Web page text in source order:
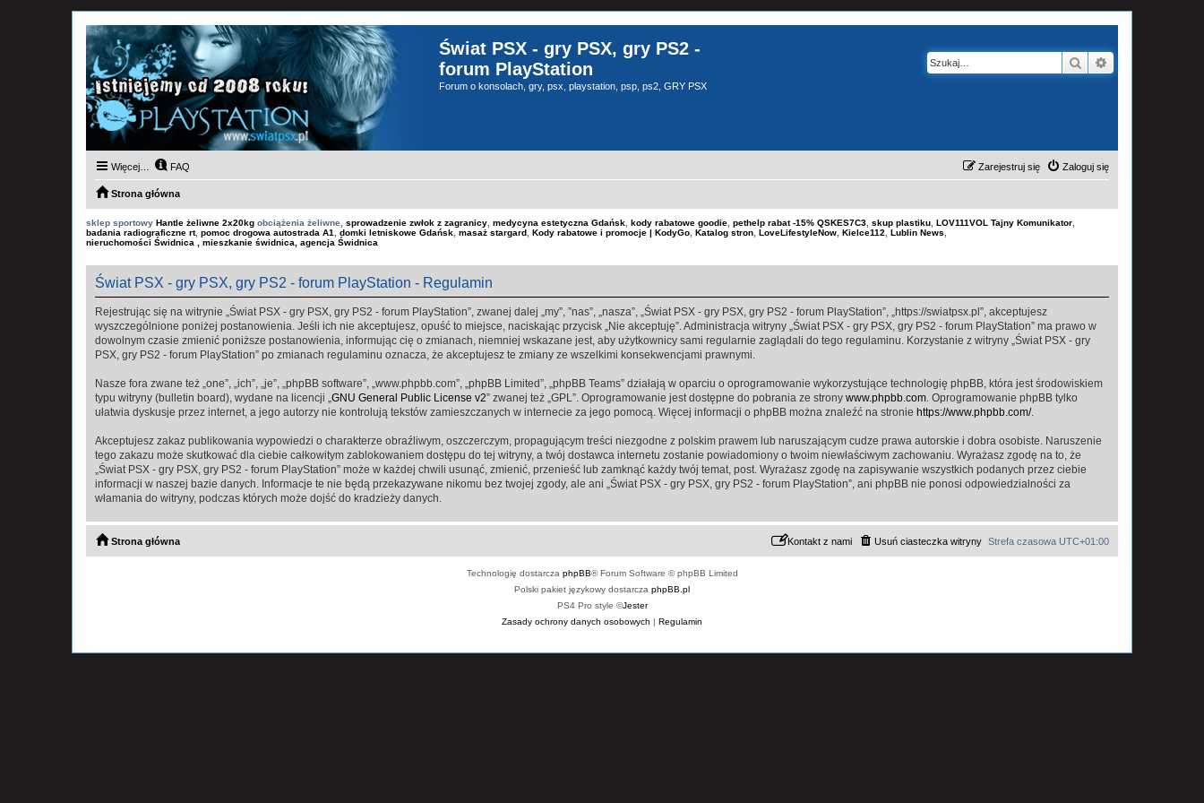
Świat PSX - gry PSX, gry PS2 -
forum PlayStation
Forum o konsolach, gry, psx, playstation, psp, ps2, GRY PSX
Szukaj
Więcej… FAQ Zaloguj się
Zarejestruj się
Strona główna
sklep sportowy Hantle żeliwne 2x20kg obciążenia żeliwne, sprowadzenie zwłok z zagranicy medycyna estetyczna Gdańsk kody rabatowe goodie pethelp rabat -15% QSKES7C3 skup plastiku LOV111VOL Tajny Komunikator
badania radiograficzne rt, pomoc drogowa autostrada A1 domki letniskowe Gdańsk masaż stargard Kody rabatowe i promocje | KodyGo Katalog stron LoveLifestyleNow Kielce112 Lublin News
nieruchomości Świdnica , mieszkanie świdnica, agencja Świdnica
Świat PSX - gry PSX, gry PS2 - forum PlayStation - Regulamin
Rejestrując się na witrynie „Świat PSX - gry PSX, gry PS2 - forum PlayStation”, zwanej dalej „my”, ”nas”, „nasza”, „Świat PSX - gry PSX, gry PS2 - forum PlayStation”, „https://swiatpsx.pl”, akceptujesz
wyszczególnione poniżej postanowienia. Jeśli ich nie akceptujesz, opuść to miejsce, naciskając przycisk „Nie akceptuję”. Administracja witryny „Świat PSX - gry PSX, gry PS2 - forum PlayStation” ma prawo w
dowolnym czasie zmienić poniższe postanowienia, informując cię o zmianach, niemniej wskazane jest, aby użytkownicy sami regularnie zaglądali do tego regulaminu. Korzystanie z witryny „Świat PSX - gry
PSX, gry PS2 - forum PlayStation” po zmianach regulaminu oznacza, że akceptujesz te zmiany ze wszelkimi konsekwencjami prawnymi.
Nasze fora zwane też „one”, „ich”, „je”, „phpBB software”, „www.phpbb.com”, „phpBB Limited”, „phpBB Teams” działają w oparciu o oprogramowanie wykorzystujące technologię phpBB, która jest środowiskiem
typu witryny (bulletin board), wydane na licencji „GNU General Public License v2” zwanej też „GPL”. Oprogramowanie jest dostępne do pobrania ze strony www.phpbb.com. Oprogramowanie phpBB tylko
ułatwia dyskusje przez internet, a jego autorzy nie kontrolują tekstów zamieszczanych w internecie za jego pomocą. Więcej informacji o phpBB można znaleźć na stronie https://www.phpbb.com/.
Akceptujesz zakaz publikowania wypowiedzi o charakterze obraźliwym, oszczerczym, propagującym treści niezgodne z polskim prawem lub naruszającym cudze prawa autorskie i dobra osobiste. Naruszenie
tego zakazu może skutkować dla ciebie całkowitym zablokowaniem dostępu do tej witryny, a twój dostawca internetu zostanie powiadomiony o twoim niewłaściwym zachowaniu. Wyrażasz zgodę na to, że
„Świat PSX - gry PSX, gry PS2 - forum PlayStation” może w każdej chwili usunąć, zmienić, przenieść lub zamknąć każdy twój temat, post. Wyrażasz zgodę na zapisywanie wszystkich podanych przez ciebie
informacji w naszej bazie danych. Informacje te nie będą przekazywane nikomu bez twojej zgody, ale ani „Świat PSX - gry PSX, gry PS2 - forum PlayStation”, ani phpBB nie ponosi odpowiedzialności za
włamania do witryny, podczas których może dojść do kradzieży danych.
Strona główna Strefa czasowa UTC+01:00
Usuń ciasteczka witryny
Kontakt z nami
Technologię dostarcza phpBB® Forum Software © phpBB Limited
Polski pakiet językowy dostarcza phpBB.pl
PS4 Pro style ©Jester
Zasady ochrony danych osobowych | Regulamin